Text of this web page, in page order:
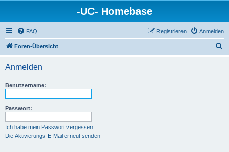
-UC- Homebase
FAQ Anmelden
Registrieren
Foren-Übersicht
Anmelden
Benutzername:
Passwort:
Ich habe mein Passwort vergessen
Die Aktivierungs-E-Mail erneut senden